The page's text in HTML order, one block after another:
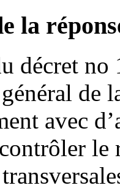
la
décret no
de
avec
le